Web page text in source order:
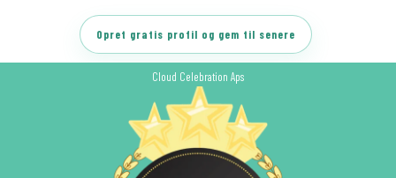
Opret gratis profil og gem til senere
Cloud Celebration Aps